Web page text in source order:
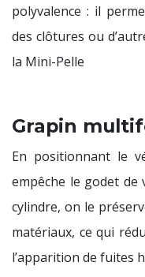
polyvalence : il
des clôtures ou
la Mini-Pelle
Grapin
En positionnant le
empêche le godet de
cylindre, on le
matériaux, ce qui
l’apparition de fuites